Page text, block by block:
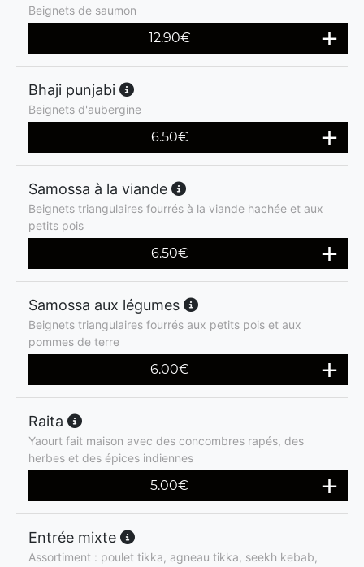
Beignets de saumon
12.90€
Bhaji punjabi
Beignets d'aubergine
6.50€
Samossa à la viande
Beignets triangulaires fourrés à la viande hachée et aux
petits pois
6.50€
Samossa aux légumes
Beignets triangulaires fourrés aux petits pois et aux
pommes de terre
6.00€
Raita
Yaourt fait maison avec des concombres rapés, des
herbes et des épices indiennes
5.00€
Entrée mixte
Assortiment : poulet tikka, agneau tikka, seekh kebab,